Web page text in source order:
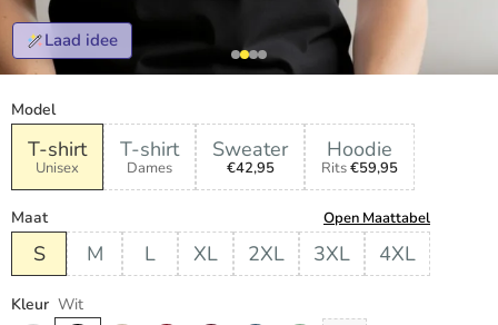
Laad idee
Model
T-shirt
Unisex
T-shirt
Dames
Sweater
€42,95
Hoodie
Rits€59,95
Maat Open Maattabel
S M L XL 2XL 3XL 4XL
Kleur Wit